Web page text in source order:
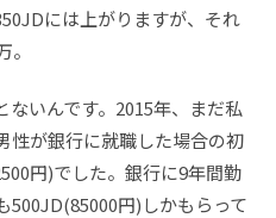
には上がりますが、それ
いんです。2015年、まだ私
性が銀行に就職した場合の初
円)でした。銀行に9年間勤
500JD(85000円)しかもらって